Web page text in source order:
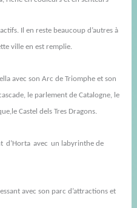
Il en reste beaucoup d’autres à
ville en est remplie.
avec son Arc de Triomphe et son
le parlement de Catalogne, le
Castel dels TresDragons.
d’Horta avec un labyrinthe de
avec son parc d’attractions et